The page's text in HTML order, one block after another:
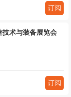
订阅
技术与装备展览会
订阅